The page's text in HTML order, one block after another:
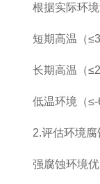
根据实际环境
短期高温（
长期高温（
低温环境（≤-
2.评估环境腐
强腐蚀环境优